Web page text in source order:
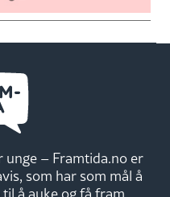
– Framtida.no er
som har som mål å